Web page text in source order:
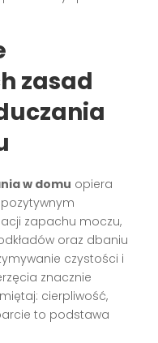
zasad
w domu opiera
zapachu moczu,
oraz dbaniu
czystości i
znacznie
cierpliwość,
to podstawa